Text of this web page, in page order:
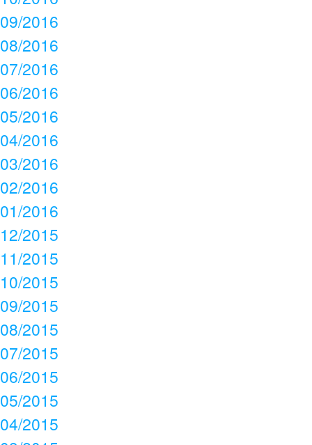
09/2016
08/2016
07/2016
06/2016
05/2016
04/2016
03/2016
02/2016
01/2016
12/2015
11/2015
10/2015
09/2015
08/2015
07/2015
06/2015
05/2015
04/2015